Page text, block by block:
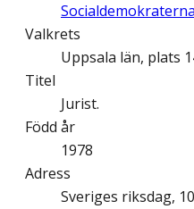
Socialdemokraterna
Valkrets
Uppsala län, plats
Titel
Jurist.
Född år
1978
Adress
Sveriges riksdag,